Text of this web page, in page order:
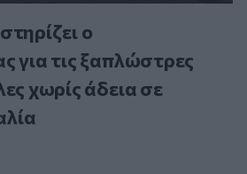
ο
για τις ξαπλώστρες
χωρίς άδεια σε